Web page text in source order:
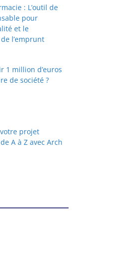
: L’outil de
pour
et le
l’emprunt
1 million d’euros
de société ?
projet
A à Z avec Arch